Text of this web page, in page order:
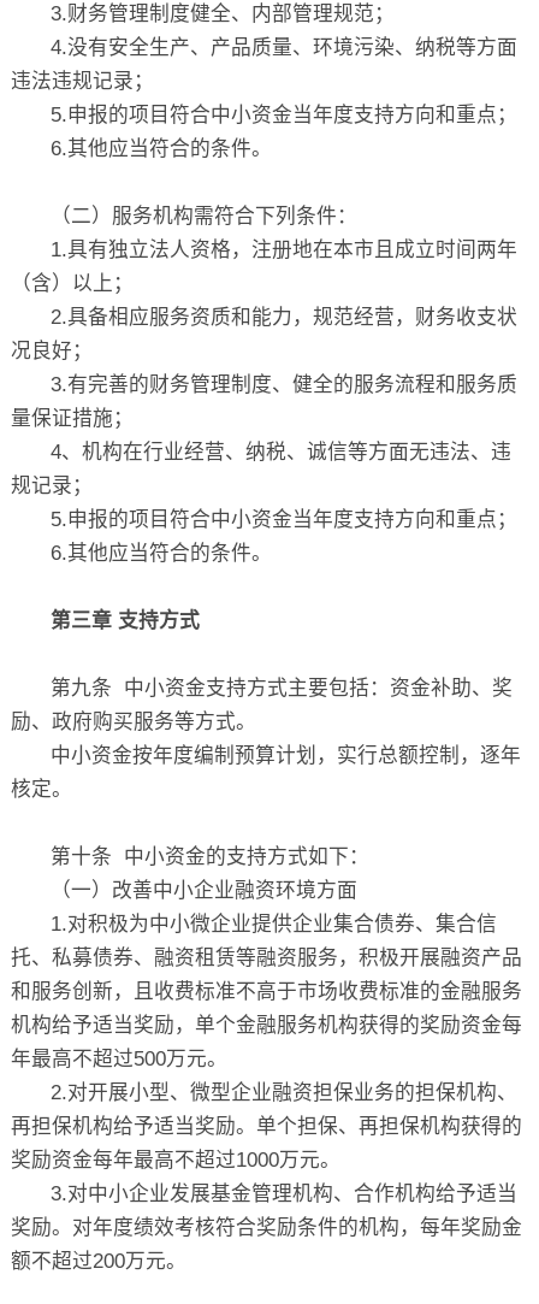
3.财务管理制度健全、内部管理规范；
4.没有安全生产、产品质量、环境污染、纳税等方面
违法违规记录；
5.申报的项目符合中小资金当年度支持方向和重点；
6.其他应当符合的条件。
（二）服务机构需符合下列条件：
1.具有独立法人资格，注册地在本市且成立时间两年
（含）以上；
2.具备相应服务资质和能力，规范经营，财务收支状
况良好；
3.有完善的财务管理制度、健全的服务流程和服务质
量保证措施；
4、机构在行业经营、纳税、诚信等方面无违法、违
规记录；
5.申报的项目符合中小资金当年度支持方向和重点；
6.其他应当符合的条件。
第三章 支持方式
第九条 中小资金支持方式主要包括：资金补助、奖
励、政府购买服务等方式。
中小资金按年度编制预算计划，实行总额控制，逐年
核定。
第十条 中小资金的支持方式如下：
（一）改善中小企业融资环境方面
1.对积极为中小微企业提供企业集合债券、集合信
托、私募债券、融资租赁等融资服务，积极开展融资产品
和服务创新，且收费标准不高于市场收费标准的金融服务
机构给予适当奖励，单个金融服务机构获得的奖励资金每
年最高不超过500万元。
2.对开展小型、微型企业融资担保业务的担保机构、
再担保机构给予适当奖励。单个担保、再担保机构获得的
奖励资金每年最高不超过1000万元。
3.对中小企业发展基金管理机构、合作机构给予适当
奖励。对年度绩效考核符合奖励条件的机构，每年奖励金
额不超过200万元。